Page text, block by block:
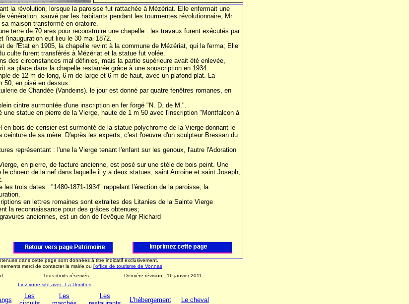
la révolution, lorsque la paroisse fut rattachée à Mézériat. Elle enfermait une
vénération. sauvé par les habitants pendant les tourmentes révolutionnaire, Mr
maison transformé en oratoire.
terre de 70 ares pour reconstruire une chapelle : les travaux furent exécutés par
l'inauguration eut lieu le 30 mai 1872.
de l'État en 1905, la chapelle revint à la commune de Mézériat, qui la ferma; Elle
culte furent transférés à Mézériat et la statue fut volée.
des circonstances mal définies, mais la partie supérieure avait été enlevée,
sa place dans la chapelle restaurée grâce à une souscription en 1934.
de 12 m de long, 6 m de large et 6 m de haut, avec un plafond plat. La
50, en pisé en dessus.
de Chandée (Vandeins). le jour est donné par quatre fenêtres romanes, en
cintre surmontée d'une inscription en fer forgé "N. D. de M.".
statue en pierre de la Vierge, haute de 1 m 50 avec l'inscription "Montfalcon à
en bois de cerisier est surmonté de la statue polychrome de la Vierge donnant le
de sa mère. D'après les experts, c'est l'oeuvre d'un sculpteur Bressan du
représentant : l'une la Vierge tenant l'enfant sur les genoux, l'autre l'Adoration
en pierre, de facture ancienne, est posé sur une stèle de bois peint. Une
le choeur de la nef dans laquelle il y a deux statues, saint Antoine et saint Joseph,
les trois dates : "1480-1871-1934" rappelant l'érection de la paroisse, la
en lettres romaines sont extraites des Litanies de la Sainte Vierge
la reconnaissance pour des grâces obtenues;
anciennes, est un don de l'évêque Mgr Richard
dans cette page sont données à titre indicatif exclusivement.
merci de contacter la mairie ou l'office de tourisme de Vonnas
Tous droits réservés. Dernière révision : 16 janvier 2011
Liez votre site avec La Dombes
Les
Les
Les
L'hébergement Le cheval